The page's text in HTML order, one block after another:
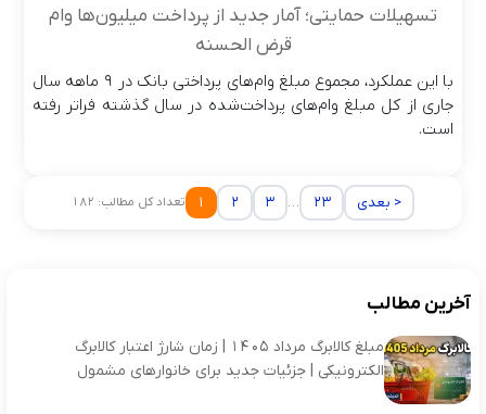
تسهیلات حمایتی؛ آمار جدید از پرداخت میلیون‌ها وام
قرض‌ الحسنه
با این عملکرد، مجموع مبلغ وام‌های پرداختی بانک در ۹‌ ماهه سال
جاری از کل مبلغ وام‌های پرداخت‌شده در سال گذشته فراتر رفته
است.
تعداد کل مطالب: 182 1 2 3 … 23 بعدی >
آخرین مطالب
مبلغ کالابرگ مرداد 1405 | زمان شارژ اعتبار کالابرگ
الکترونیکی | جزئیات جدید برای خانوارهای مشمول